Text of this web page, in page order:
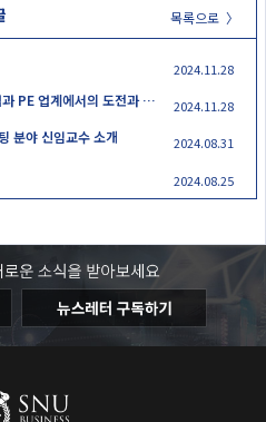
목록으로 〉
2024.11.28
회계사에서 사모펀드 리더로: JKL 창업과 PE 업계에서의 도전과 가치 2024.11.28
분야 신임교수 소개 2024.08.31
2024.08.25